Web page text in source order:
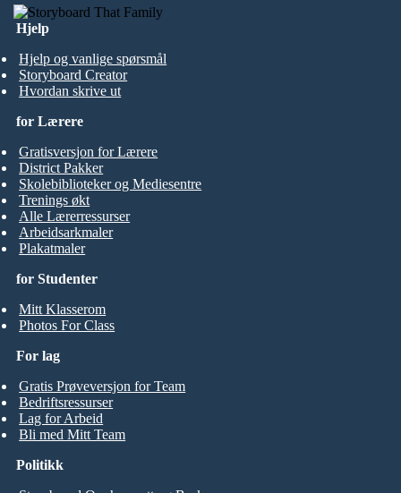
Hjelp
Hjelp og vanlige spørsmål
Storyboard Creator
Hvordan skrive ut
for Studenter
Mitt Klasserom
Photos For Class
for Lærere
Gratisversjon for Lærere
District Pakker
Skolebiblioteker og Mediesentre
Trenings økt
Alle Lærerressurser
Arbeidsarkmaler
Plakatmaler
For lag
Gratis Prøveversjon for Team
Bedriftsressurser
Lag for Arbeid
Bli med Mitt Team
Politikk